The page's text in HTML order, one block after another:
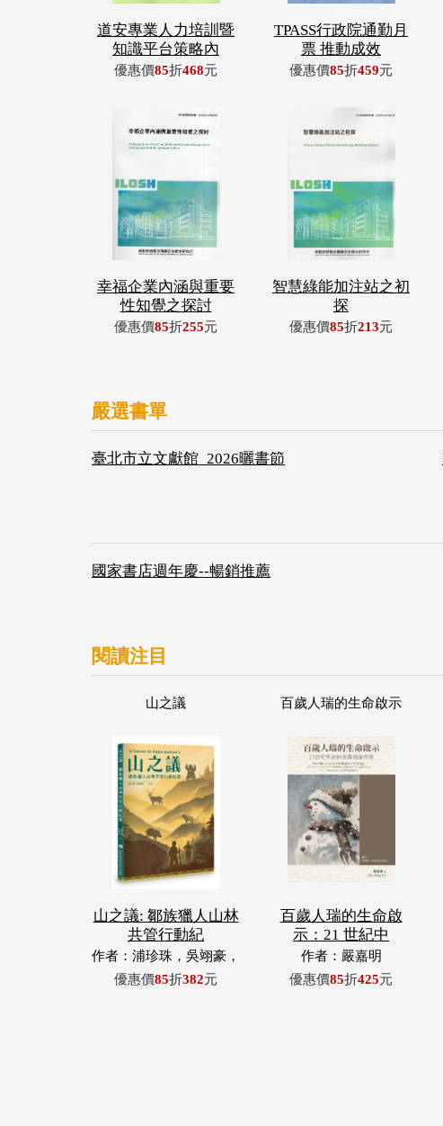
道安專業人力培訓暨
知識平台策略內
優惠價85折468元
TPASS行政院通勤月
票 推動成效
優惠價85折459元
幸福企業內涵與重要
性知覺之探討
優惠價85折255元
智慧綠能加注站之初
探
優惠價85折213元
嚴選書單
臺北市立文獻館_2026曬書節
國家書店週年慶--暢銷推薦
閱讀注目
山之議
山之議: 鄒族獵人山林
共管行動紀
作者：浦珍珠，吳翊豪，
呂翊齊，張惠東，許玉
優惠價85折382元
百歲人瑞的生命啟示
百歲人瑞的生命啟
示：21 世紀中
作者：嚴嘉明
優惠價85折425元